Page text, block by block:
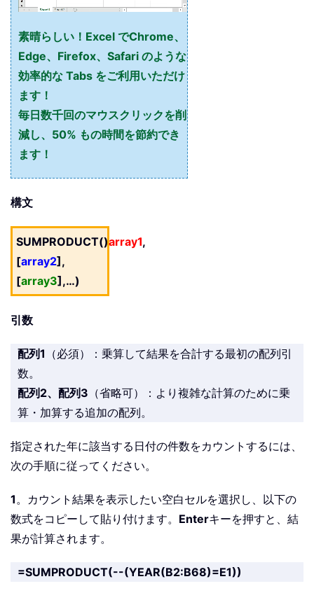
素晴らしい！Excel でChrome、
Edge、Firefox、Safari のような
効率的な Tabs をご利用いただけ
ます！
毎日数千回のマウスクリックを削
減し、50% もの時間を節約でき
ます！
構文
SUMPRODUCT()array1,
[array2],
[array3],…)
引数
配列1 （必須）：乗算して結果を合計する最初の配列引
数。
配列2、配列3 （省略可）：より複雑な計算のために乗
算・加算する追加の配列。
指定された年に該当する日付の件数をカウントするには、
次の手順に従ってください。
1 。カウント結果を表示したい空白セルを選択し、以下の
数式をコピーして貼り付けます。 Enterキーを押すと、結
果が計算されます。
=SUMPRODUCT(--(YEAR(B2:B68)=E1))